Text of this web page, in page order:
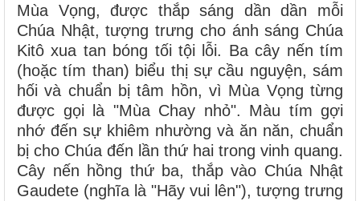
Mùa Vọng, được thắp sáng dần dần mỗi
Chúa Nhật, tượng trưng cho ánh sáng Chúa
Kitô xua tan bóng tối tội lỗi. Ba cây nến tím
(hoặc tím than) biểu thị sự cầu nguyện, sám
hối và chuẩn bị tâm hồn, vì Mùa Vọng từng
được gọi là "Mùa Chay nhỏ". Màu tím gợi
nhớ đến sự khiêm nhường và ăn năn, chuẩn
bị cho Chúa đến lần thứ hai trong vinh quang.
Cây nến hồng thứ ba, thắp vào Chúa Nhật
Gaudete (nghĩa là "Hãy vui lên"), tượng trưng